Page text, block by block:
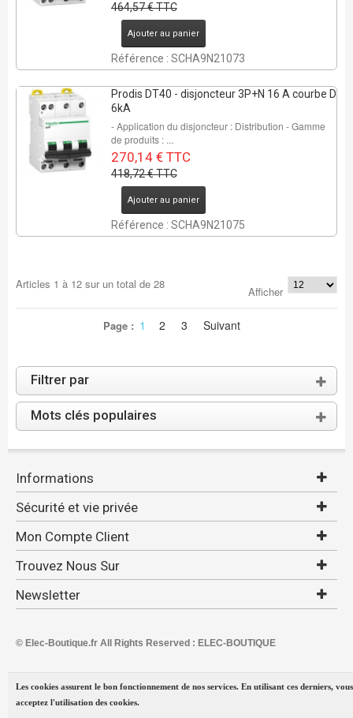
464,57 € TTC
Ajouter au panier
Référence : SCHA9N21073
Prodis DT40 - disjoncteur 3P+N 16 A courbe D
6kA
- Application du disjoncteur : Distribution - Gamme
de produits : ...
270,14 € TTC
418,72 € TTC
Ajouter au panier
Référence : SCHA9N21075
Articles 1 à 12sur un total de 28
Afficher
Page : 1 2 3 Suivant
Filtrer par
Mots clés populaires
Informations
Sécurité et vie privée
Mon Compte Client
Trouvez Nous Sur
Newsletter
© Elec-Boutique.fr All Rights Reserved : ELEC-BOUTIQUE
Les cookies assurent le bon fonctionnement de nos services. En utilisant ces derniers, vous
acceptez l'utilisation des cookies.